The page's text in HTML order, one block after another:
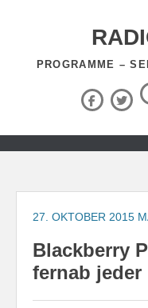
PROGRAMME –
X
Zum
springen
27. OKTOBER 2015
Blackberry
fernab jeder